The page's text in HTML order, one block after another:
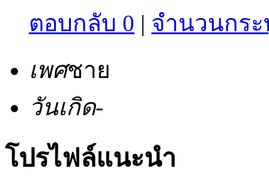
ตอบกลับ 0 | จำนวนกระ
เพศชาย
วันเกิด-
โปรไฟล์แนะนำ